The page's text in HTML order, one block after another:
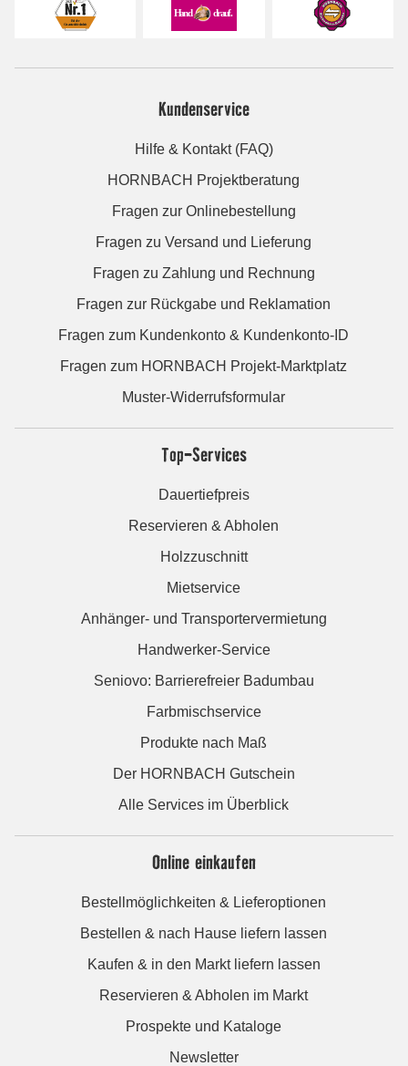
Kundenservice
Hilfe & Kontakt (FAQ)
HORNBACH Projektberatung
Fragen zur Onlinebestellung
Fragen zu Versand und Lieferung
Fragen zu Zahlung und Rechnung
Fragen zur Rückgabe und Reklamation
Fragen zum Kundenkonto & Kundenkonto-ID
Fragen zum HORNBACH Projekt-Marktplatz
Muster-Widerrufsformular
Top-Services
Dauertiefpreis
Reservieren & Abholen
Holzzuschnitt
Mietservice
Anhänger- und Transportervermietung
Handwerker-Service
Seniovo: Barrierefreier Badumbau
Farbmischservice
Produkte nach Maß
Der HORNBACH Gutschein
Alle Services im Überblick
Online einkaufen
Bestellmöglichkeiten & Lieferoptionen
Bestellen & nach Hause liefern lassen
Kaufen & in den Markt liefern lassen
Reservieren & Abholen im Markt
Prospekte und Kataloge
Newsletter